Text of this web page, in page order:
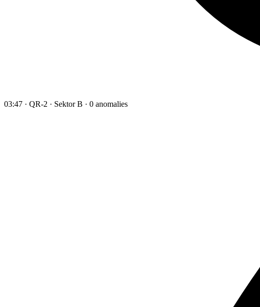
03:47 · QR-2 · Sektor B · 0 anomalies